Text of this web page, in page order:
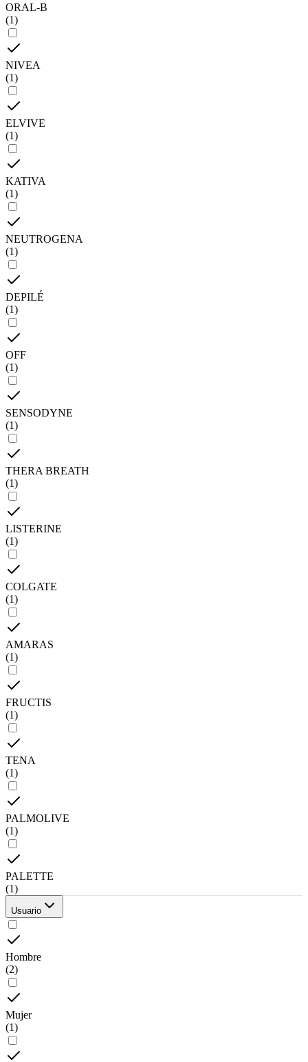
ORAL-B
(1)
NIVEA
(1)
ELVIVE
(1)
KATIVA
(1)
NEUTROGENA
(1)
DEPILÉ
(1)
OFF
(1)
SENSODYNE
(1)
THERA BREATH
(1)
LISTERINE
(1)
COLGATE
(1)
AMARAS
(1)
FRUCTIS
(1)
TENA
(1)
PALMOLIVE
(1)
PALETTE
(1)
Usuario
Hombre
(2)
Mujer
(1)